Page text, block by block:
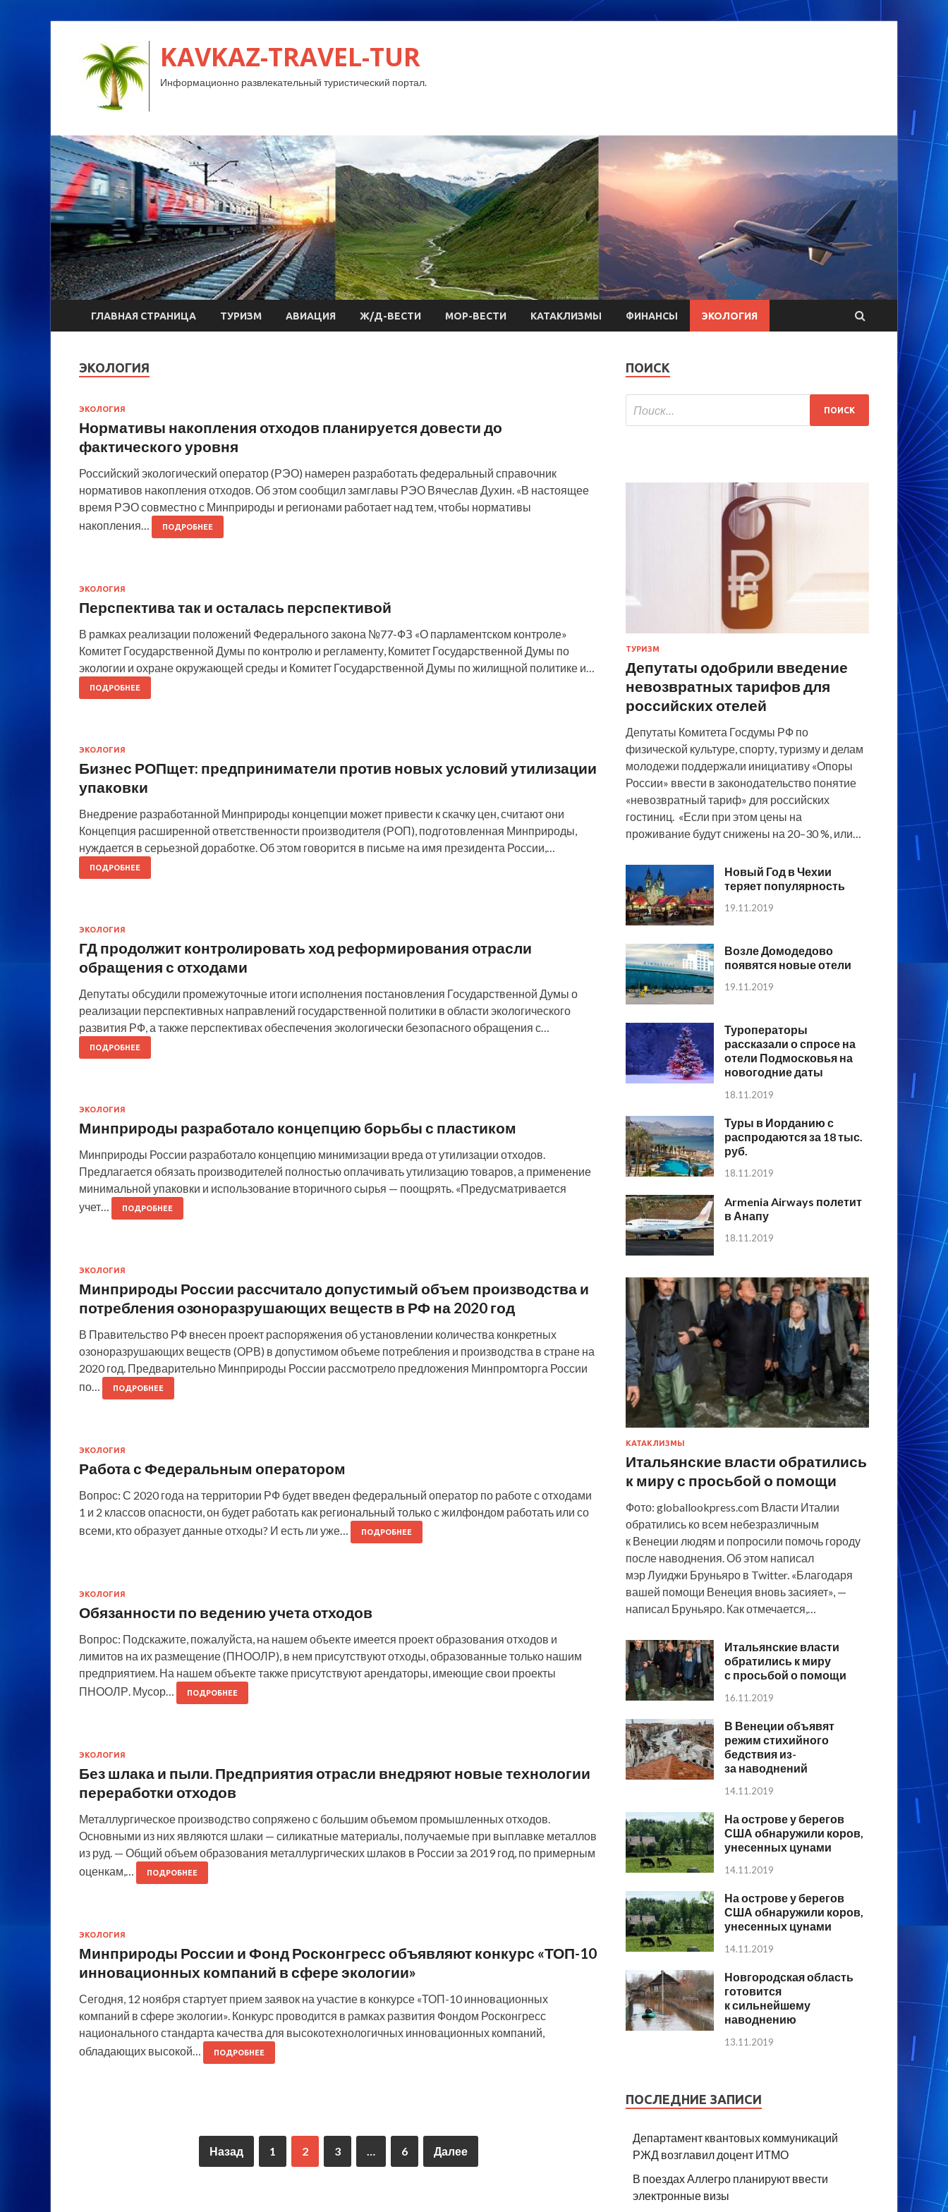
KAVKAZ-TRAVEL-TUR
Информационно развлекательный туристический портал.
ГЛАВНАЯ СТРАНИЦА ТУРИЗМ АВИАЦИЯ Ж/Д-ВЕСТИ МОР-ВЕСТИ КАТАКЛИЗМЫ ФИНАНСЫ ЭКОЛОГИЯ
ЭКОЛОГИЯ
ЭКОЛОГИЯ
Нормативы накопления отходов планируется довести до
фактического уровня
Российский экологический оператор (РЭО) намерен разработать федеральный справочник
нормативов накопления отходов. Об этом сообщил замглавы РЭО Вячеслав Духин. «В настоящее
время РЭО совместно с Минприроды и регионами работает над тем, чтобы нормативы
накопления…
ПОДРОБНЕЕ
ЭКОЛОГИЯ
Перспектива так и осталась перспективой
В рамках реализации положений Федерального закона №77-ФЗ «О парламентском контроле»
Комитет Государственной Думы по контролю и регламенту, Комитет Государственной Думы по
экологии и охране окружающей среды и Комитет Государственной Думы по жилищной политике и…
ПОДРОБНЕЕ
ЭКОЛОГИЯ
Бизнес РОПщет: предприниматели против новых условий утилизации
упаковки
Внедрение разработанной Минприроды концепции может привести к скачку цен, считают они
Концепция расширенной ответственности производителя (РОП), подготовленная Минприроды,
нуждается в серьезной доработке. Об этом говорится в письме на имя президента России,…
ПОДРОБНЕЕ
ЭКОЛОГИЯ
ГД продолжит контролировать ход реформирования отрасли
обращения с отходами
Депутаты обсудили промежуточные итоги исполнения постановления Государственной Думы о
реализации перспективных направлений государственной политики в области экологического
развития РФ, а также перспективах обеспечения экологически безопасного обращения с…
ПОДРОБНЕЕ
ЭКОЛОГИЯ
Минприроды разработало концепцию борьбы с пластиком
Минприроды России разработало концепцию минимизации вреда от утилизации отходов.
Предлагается обязать производителей полностью оплачивать утилизацию товаров, а применение
минимальной упаковки и использование вторичного сырья — поощрять. «Предусматривается
учет…
ПОДРОБНЕЕ
ЭКОЛОГИЯ
Минприроды России рассчитало допустимый объем производства и
потребления озоноразрушающих веществ в РФ на 2020 год
В Правительство РФ внесен проект распоряжения об установлении количества конкретных
озоноразрушающих веществ (ОРВ) в допустимом объеме потребления и производства в стране на
2020 год. Предварительно Минприроды России рассмотрело предложения Минпромторга России
по…
ПОДРОБНЕЕ
ЭКОЛОГИЯ
Работа с Федеральным оператором
Вопрос: С 2020 года на территории РФ будет введен федеральный оператор по работе с отходами
1 и 2 классов опасности, он будет работать как региональный только с жилфондом работать или со
всеми, кто образует данные отходы? И есть ли уже…
ПОДРОБНЕЕ
ЭКОЛОГИЯ
Обязанности по ведению учета отходов
Вопрос: Подскажите, пожалуйста, на нашем объекте имеется проект образования отходов и
лимитов на их размещение (ПНООЛР), в нем присутствуют отходы, образованные только нашим
предприятием. На нашем объекте также присутствуют арендаторы, имеющие свои проекты
ПНООЛР. Мусор…
ПОДРОБНЕЕ
ЭКОЛОГИЯ
Без шлака и пыли. Предприятия отрасли внедряют новые технологии
переработки отходов
Металлургическое производство сопряжено с большим объемом промышленных отходов.
Основными из них являются шлаки — силикатные материалы, получаемые при выплавке металлов
из руд. — Общий объем образования металлургических шлаков в России за 2019 год, по примерным
оценкам,…
ПОДРОБНЕЕ
ЭКОЛОГИЯ
Минприроды России и Фонд Росконгресс объявляют конкурс «ТОП-10
инновационных компаний в сфере экологии»
Сегодня, 12 ноября стартует прием заявок на участие в конкурсе «ТОП-10 инновационных
компаний в сфере экологии». Конкурс проводится в рамках развития Фондом Росконгресс
национального стандарта качества для высокотехнологичных инновационных компаний,
обладающих высокой…
ПОДРОБНЕЕ
Назад 1 2 3 … 6 Далее
ПОИСК
ТУРИЗМ
Депутаты одобрили введение
невозвратных тарифов для
российских отелей
Депутаты Комитета Госдумы РФ по
физической культуре, спорту, туризму и делам
молодежи поддержали инициативу «Опоры
России» ввести в законодательство понятие
«невозвратный тариф» для российских
гостиниц. «Если при этом цены на
проживание будут снижены на 20–30 %, или…
Новый Год в Чехии
теряет популярность
19.11.2019
Возле Домодедово
появятся новые отели
19.11.2019
Туроператоры
рассказали о спросе на
отели Подмосковья на
новогодние даты
18.11.2019
Туры в Иорданию с
распродаются за 18 тыс.
руб.
18.11.2019
Armenia Airways полетит
в Анапу
18.11.2019
КАТАКЛИЗМЫ
Итальянские власти обратились
к миру с просьбой о помощи
Фото: globallookpress.com Власти Италии
обратились ко всем небезразличным
к Венеции людям и попросили помочь городу
после наводнения. Об этом написал
мэр Луиджи Бруньяро в Twitter. «Благодаря
вашей помощи Венеция вновь засияет», —
написал Бруньяро. Как отмечается,…
Итальянские власти
обратились к миру
с просьбой о помощи
16.11.2019
В Венеции объявят
режим стихийного
бедствия из-
за наводнений
14.11.2019
На острове у берегов
США обнаружили коров,
унесенных цунами
14.11.2019
На острове у берегов
США обнаружили коров,
унесенных цунами
14.11.2019
Новгородская область
готовится
к сильнейшему
наводнению
13.11.2019
ПОСЛЕДНИЕ ЗАПИСИ
Департамент квантовых коммуникаций
РЖД возглавил доцент ИТМО
В поездах Аллегро планируют ввести
электронные визы